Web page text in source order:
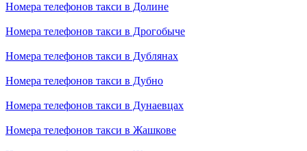
Номера телефонов такси в Долине
Номера телефонов такси в Дрогобыче
Номера телефонов такси в Дублянах
Номера телефонов такси в Дубно
Номера телефонов такси в Дунаевцах
Номера телефонов такси в Жашкове